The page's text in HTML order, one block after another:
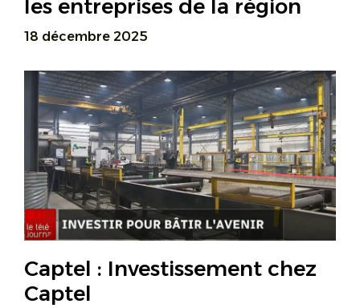
les entreprises de la région
18 décembre 2025
Captel : Investissement chez
Captel